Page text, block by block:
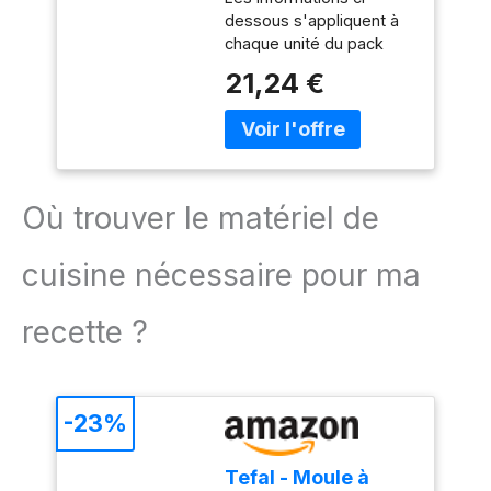
dessous s'appliquent à
chaque unité du pack
qualité supérieure,
délicatement confits et
glacés Texture tendre
châtaigne Idéal pour
cadeaux gourmands,
raffinée
21,24 €
Où trouver le matériel de
cuisine nécessaire pour ma
recette ?
Tefal - Moule à
-23%